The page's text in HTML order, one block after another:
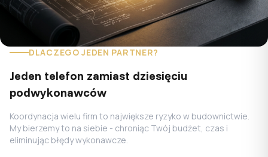
DLACZEGO JEDEN PARTNER?
Jeden telefon zamiast dziesięciu
podwykonawców
Koordynacja wielu firm to największe ryzyko w budownictwie.
My bierzemy to na siebie - chroniąc Twój budżet, czas i
eliminując błędy wykonawcze.